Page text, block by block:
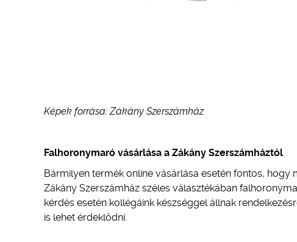
Képek forrása: Zákány Szerszámház
Falhoronymaró vásárlása a Zákány Szerszámháztól
Bármilyen termék online vásárlása esetén fontos, hogy
Zákány Szerszámház széles választékában
kérdés esetén kollégáink készséggel állnak
is lehet érdeklődni.